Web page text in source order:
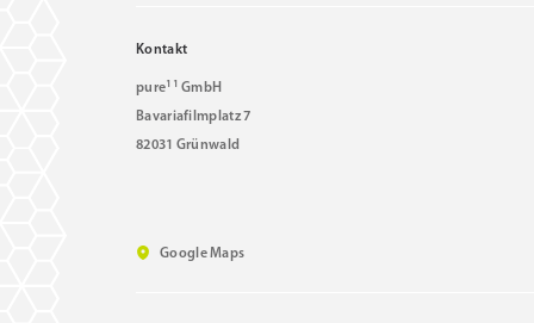
Kontakt
pure11 GmbH
Bavariafilmplatz 7
82031 Grünwald
Google Maps